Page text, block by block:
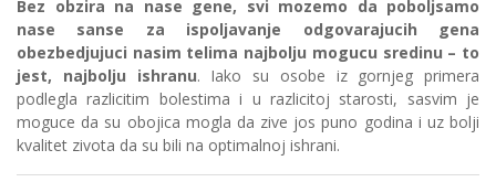
Bez obzira na nase gene, svi mozemo da poboljsamo
nase sanse za ispoljavanje odgovarajucih gena
obezbedjujuci nasim telima najbolju mogucu sredinu – to
jest, najbolju ishranu. Iako su osobe iz gornjeg primera
podlegla razlicitim bolestima i u razlicitoj starosti, sasvim je
moguce da su obojica mogla da zive jos puno godina i uz bolji
kvalitet zivota da su bili na optimalnoj ishrani.